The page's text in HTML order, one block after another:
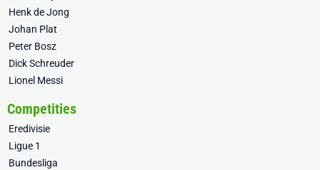
Henk de Jong
Johan Plat
Peter Bosz
Dick Schreuder
Lionel Messi
Competities
Eredivisie
Ligue 1
Bundesliga